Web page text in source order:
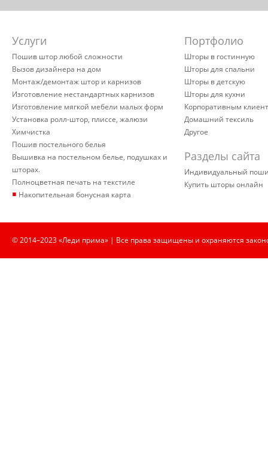
Услуги
Пошив штор любой сложности
Вызов дизайнера на дом
Монтаж/демонтаж штор и карнизов
Изготовление нестандартных карнизов
Изготовление мягкой мебели малых форм
Установка ролл-штор, плиссе, жалюзи
Химчистка
Пошив постельного белья
Вышивка на постельном белье, подушках и
шторах.
Полноцветная печать на текстиле
▪ Накопительная бонусная карта
Портфолио
Шторы в гостинную
Шторы для спальни
Шторы в детскую
Шторы для кухни
Корпоративным
Домашний тексиль
Другое
Разделы сайта
Индивидуальный
Купить шторы онлайн
© 2014–2023 «Леди прима» | Все права защищены и охраняются